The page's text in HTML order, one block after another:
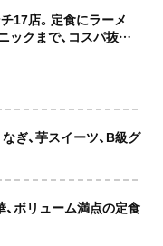
17店。定食にラーメ
ックまで、コスパ抜群
してご紹介！
ぎ、芋スイーツ、B級グ
ボリューム満点の定食